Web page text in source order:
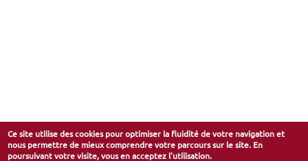
Ce site utilise des cookies pour optimiser la fluidité de votre navigation et
nous permettre de mieux comprendre votre parcours sur le site. En
poursuivant votre visite, vous en acceptez l'utilisation.